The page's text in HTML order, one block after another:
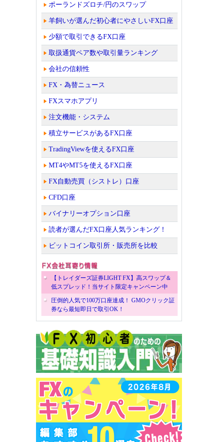
ポーランドズロチ/円のスワップ
羊飼いが選んだ初心者にやさしいFX口座
少額で取引できるFX口座
取扱通貨ペア数や取引量ランキング
会社の信頼性
FX・為替ニュース
FXスマホアプリ
注文機能・システム
積立サービスがあるFX口座
TradingViewを使えるFX口座
MT4やMT5を使えるFX口座
FX自動売買（シストレ）口座
CFD口座
バイナリーオプション口座
読者が選んだFX口座人気ランキング！
ビットコイン取引所・販売所を比較
【トレイダーズ証券LIGHT FX】高スワップ＆
低スプレッド！当サイト限定キャンペーン中
圧倒的人気で100万口座達成！ GMOクリック証
券なら最短即日で取引OK！